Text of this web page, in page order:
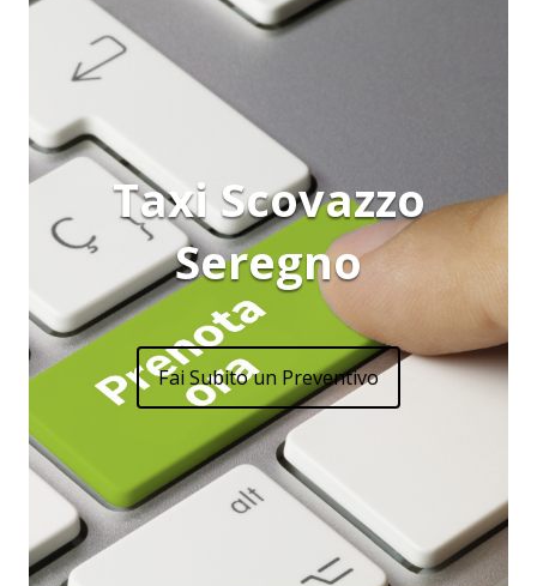
Taxi Scovazzo
Seregno
Fai Subito un Preventivo